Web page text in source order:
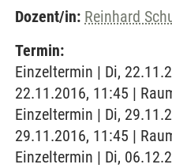
Dozent/in: Reinhard
Termin:
Einzeltermin | Di,
22.11.2016, 11:45 |
Einzeltermin | Di,
29.11.2016, 11:45 |
Einzeltermin | Di,